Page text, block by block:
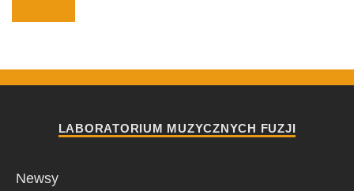
LABORATORIUM MUZYCZNYCH FUZJI
Newsy